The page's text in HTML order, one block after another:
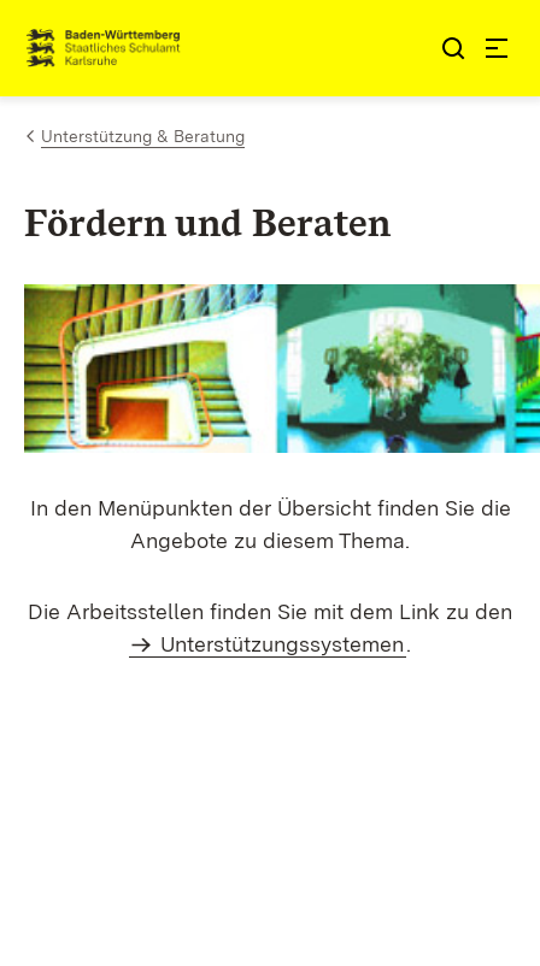
Zum Inhalt springen
Link zur Startseite
Unterstützung & Beratung
Fördern und Beraten
In den Menüpunkten der Übersicht finden Sie die
Angebote zu diesem Thema.
Die Arbeitsstellen finden Sie mit dem Link zu den
Unterstützungssystemen.